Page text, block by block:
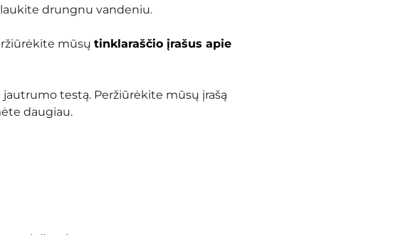
drungnu vandeniu.
mūsų tinklaraščio įrašus apie
jautrumo testą. Peržiūrėkite mūsų įrašą
daugiau.